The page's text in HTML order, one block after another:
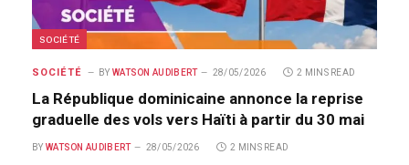
SOCIÉTÉ
SOCIÉTÉ BY WATSON AUDIBERT 28/05/2026 2 MINS READ
La République dominicaine annonce la reprise
graduelle des vols vers Haïti à partir du 30 mai
BY WATSON AUDIBERT 28/05/2026 2 MINS READ